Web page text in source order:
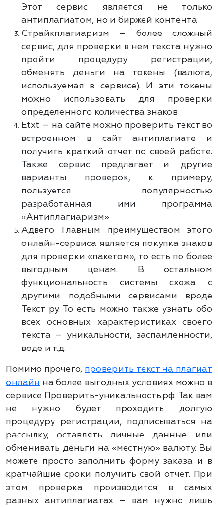
Этот сервис является не только
антиплагиатом, но и биржей контента
Страйкплагиаризм – более сложный
сервис, для проверки в нем текста нужно
пройти процедуру регистрации,
обменять деньги на токены (валюта,
используемая в сервисе). И эти токены
можно использовать для проверки
определенного количества знаков
Etxt – на сайте можно проверить текст во
встроенном в сайт антиплагиате и
получить краткий отчет по своей работе.
Также сервис предлагает и другие
варианты проверок, к примеру,
пользуется популярностью
разработанная ими программа
«Антиплагиаризм»
Адвего. Главным преимуществом этого
онлайн-сервиса является покупка знаков
для проверки «пакетом», то есть по более
выгодным ценам. В остальном
функциональность системы схожа с
другими подобными сервисами вроде
Текст ру. То есть можно также узнать обо
всех основных характеристиках своего
текста – уникальности, заспамленности,
воде и т.д.
Помимо прочего, проверить текст на плагиат
онлайн на более выгодных условиях можно в
сервисе Проверить-уникальность.рф. Так вам
не нужно будет проходить долгую
процедуру регистрации, подписываться на
рассылку, оставлять личные данные или
обменивать деньги на «местную» валюту. Вы
можете просто заполнить форму заказа и в
кратчайшие сроки получить свой отчет. При
этом проверка производится в самых
разных антиплагиатах – вам нужно лишь